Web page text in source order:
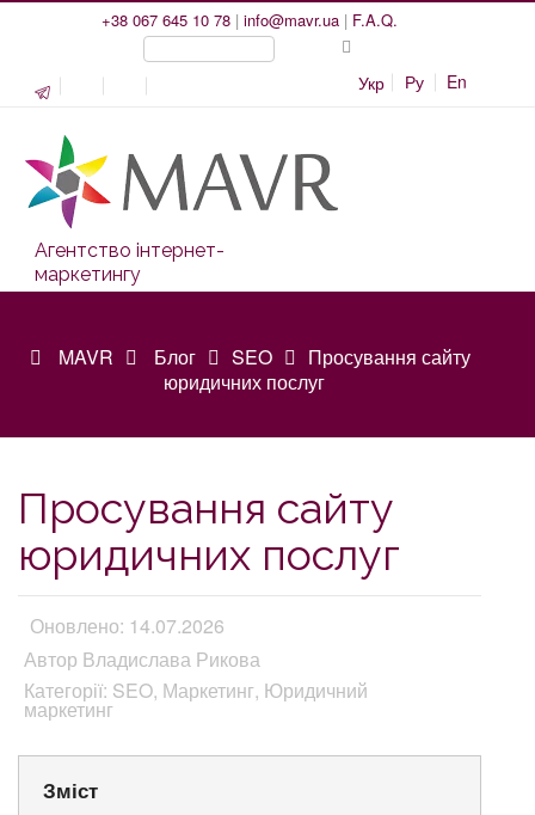
+38 067 645 10 78 | info@mavr.ua | F.A.Q.
Укр Ру En
Агентство інтернет-
маркетингу
MAVR Блог SEO
Просування сайту
юридичних послуг
Просування сайту
юридичних послуг
Оновлено: 14.07.2026
Автор Владислава Рикова
Категорії: SEO, Маркетинг, Юридичний
маркетинг
Зміст